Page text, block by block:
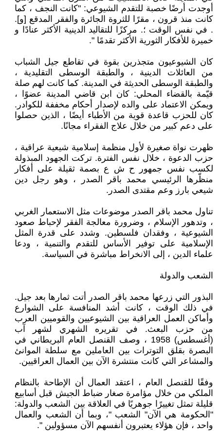
أوجدت أرضًا خصبة للتقدم الشيوعي: "كانت النجف ، كما
كانت منذ قرون ، مقرًا للثروة الجائرة والفقر المدقع [و].
. في نفس الوقت ؛. مركزًا للتقاليد الدينية الأكثر عنادًا و
خميرة للأفكار الثورية الأكثر تقدمًا ".
كان الشيوعيون متجذرين بقوة في تقاطع جيل الشباب
من العائلات الدينية ، والطبقة الوسطى التقليدية ،
والطبقة الوسطى الحديثة في المدينة. كما كانت لهم صلة
قيّمة بالقضاء المحلي: كان ابن قاضي المدينة عضوًا ،
ويمكن الاعتماد على والده لإصدار أحكام مخففة للكوادر.
كان للحزب قاعدة قوية من الأطباء أيضًا ، الذين حصلوا
على دعم كبير من خلال علاج الفقراء مجانًا.
ظهرت نواة صغيرة لأول منظمة إسلامية شيعية عراقية ،
حزب الدعوة ، خلال نفس الفترة. تركت الجهود المبذولة
لكسب نفس جمهور ح ش ع بصمة ثقيلة على أفكار
منظّرها الرئيسي محمد باقر الصدر ، وهو رجل دين
شيعي بارز وعم مقتدى الصدر.
تناول محمد باقر الصدر موضوعات مثل الاستعمار الغربي
، وتدهور الإسلام ، وضرورة معالجة الفقر لإحباط صعود
الشيوعية ، وفقدان فلسطين. وشدد على قدرة المثل
الإسلامية على توفير الأساس للتقدم والتنمية ، ودعا
علماء الدين ، إلى الانخراط مباشرة في السياسة.
الشعب والدولة
البذور التي زرعها محمد باقر الصدر أتت ثمارها بعد جيل.
في ذلك الوقت ، كانت أشد المنافسة على الشوارع
وأماكن العمل العراقية بين الشيوعيين والقوميين العرب
من حزب البعث. في تقريره الشهري لشهر آب
(أغسطس) 1958 ، وصف القنصل العام البريطاني في
البصرة بقلق التوترات بين العاملين مع سلطة الموانئ
والمشاعر التي كانت منتشرة الآن بين العمال العراقيين.
وفقًا للقنصل العام ، اعتقد العمال أن الإطاحة بالنظام
الملكي من خلال مؤامرة صغار ضباط الجيش قبل أسابيع
قليلة تمثل تغييرًا جوهريًا في العلاقة بين الشعب والدولة:
"الحكومة هي الآن" الشعب "، وبما أن الشعب والعمال
واحد ، فإن هؤلاء يعتبرون أنفسهم الآن مسؤولين ".